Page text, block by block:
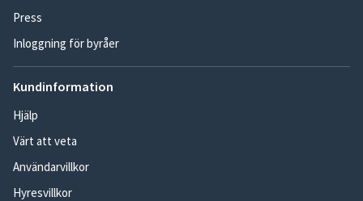
Press
Inloggning för byråer
Kundinformation
Hjälp
Värt att veta
Användarvillkor
Hyresvillkor